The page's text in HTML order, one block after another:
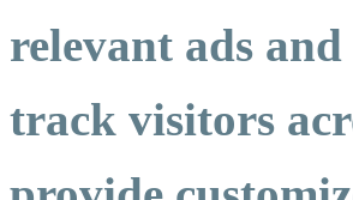
relevant ads
track visitors